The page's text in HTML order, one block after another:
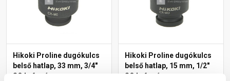
Hikoki Proline dugókulcs
belső hatlap, 33 mm, 3/4"
SQ befogás
Hikoki Proline dugókulcs
belső hatlap, 15 mm, 1/2"
SQ befogás